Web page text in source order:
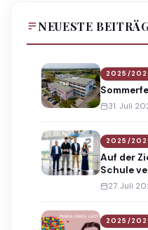
NEUESTE
2025/
31. Juli
2025/
Auf der
Schule
27. Juli
2025/